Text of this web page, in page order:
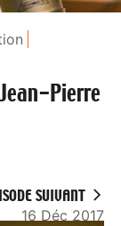
Pierre
SUIVANT
16 Déc 2017